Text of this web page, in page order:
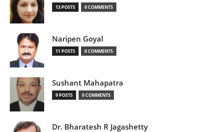
13 POSTS 0 COMMENTS
Naripen Goyal
11 POSTS 0 COMMENTS
Sushant Mahapatra
9 POSTS 0 COMMENTS
Dr. Bharatesh R Jagashetty